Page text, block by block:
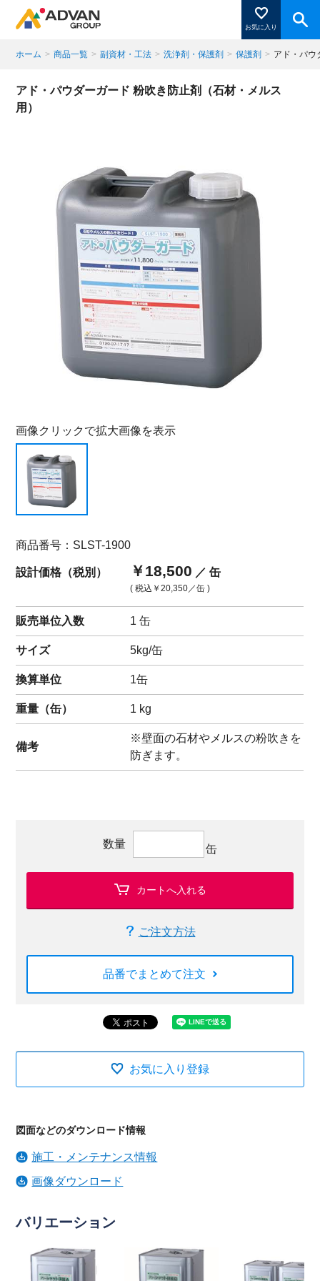
お気に入り
商品ページにある「お気に入り登録」を押すと登録した
商品がここに表示されます。
閉じる
ホーム > 商品一覧 > 副資材・工法 > 洗浄剤・保護剤 > 保護剤 > アド・パウ
アド・パウダーガード 粉吹き防止剤（石材・メルス
用）
画像クリックで拡大画像を表示
商品番号：SLST-1900
設計価格（税別） ￥18,500 ／ 缶
( 税込 ￥20,350／缶 )
販売単位入数 1 缶
サイズ 5kg/缶
換算単位 1缶
重量（缶） 1 kg
備考
※壁面の石材やメルスの粉吹きを
防ぎます。
数量 缶
カートへ入れる
ご注文方法
品番でまとめて注文
お気に入り登録
図面などのダウンロード情報
施工・メンテナンス情報
画像ダウンロード
バリエーション